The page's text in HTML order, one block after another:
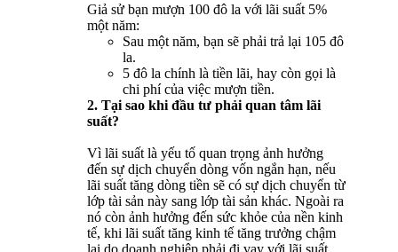
Giả sử bạn mượn 100 đô la với lãi suất 5%
một năm:
Sau một năm, bạn sẽ phải trả lại 105 đô
la.
5 đô la chính là tiền lãi, hay còn gọi là
chi phí của việc mượn tiền.
2. Tại sao khi đầu tư phải quan tâm lãi
suất?
Vì lãi suất là yếu tố quan trọng ảnh hưởng
đến sự dịch chuyển dòng vốn ngắn hạn, nếu
lãi suất tăng dòng tiền sẽ có sự dịch chuyển từ
lớp tài sản này sang lớp tài sản khác. Ngoài ra
nó còn ảnh hưởng đến sức khỏe của nền kinh
tế, khi lãi suất tăng kinh tế tăng trưởng chậm
lại do doanh nghiệp phải đi vay với lãi suất